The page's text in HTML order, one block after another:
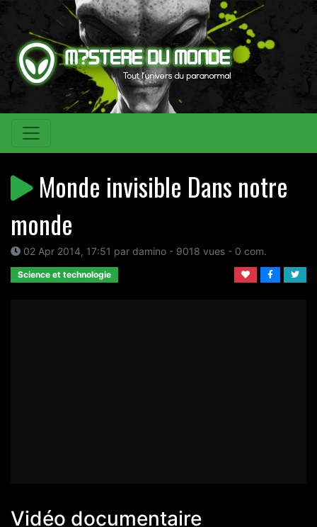
Monde invisible Dans notre
monde
02 Apr 2014, 17:51 par damino - 9018 vues - 0 com.
Science et technologie
Vidéo documentaire